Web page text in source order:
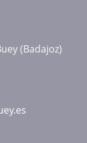
(Badajoz)